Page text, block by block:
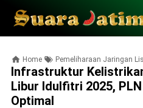
Home Pemeliharaan Jaringan
Infrastruktur
Libur Idulfitri 2025,
Optimal